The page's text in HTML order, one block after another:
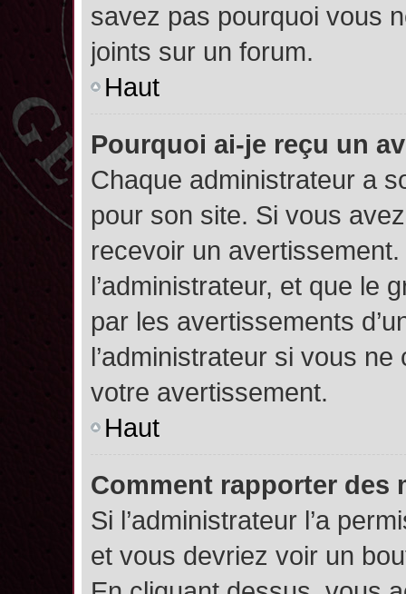
savez pas pourquoi vous
joints sur un forum.
Haut
Pourquoi ai-je reçu un
Chaque administrateur a
pour son site. Si vous
recevoir un
l’administrateur, et que le
par les avertissements
l’administrateur si vous
votre avertissement.
Haut
Comment rapporter des
Si l’administrateur l’a
et vous devriez voir un